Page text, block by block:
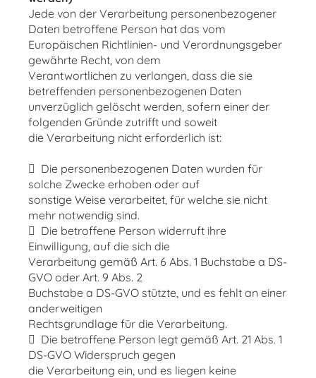
Jede von der Verarbeitung personenbezogener
Daten betroffene Person hat das vom
Europäischen Richtlinien- und Verordnungsgeber
gewährte Recht, von dem
Verantwortlichen zu verlangen, dass die sie
betreffenden personenbezogenen Daten
unverzüglich gelöscht werden, sofern einer der
folgenden Gründe zutrifft und soweit
die Verarbeitung nicht erforderlich ist:
 Die personenbezogenen Daten wurden für
solche Zwecke erhoben oder auf
sonstige Weise verarbeitet, für welche sie nicht
mehr notwendig sind.
 Die betroffene Person widerruft ihre
Einwilligung, auf die sich die
Verarbeitung gemäß Art. 6 Abs. 1 Buchstabe a DS-
GVO oder Art. 9 Abs. 2
Buchstabe a DS-GVO stützte, und es fehlt an einer
anderweitigen
Rechtsgrundlage für die Verarbeitung.
 Die betroffene Person legt gemäß Art. 21 Abs. 1
DS-GVO Widerspruch gegen
die Verarbeitung ein, und es liegen keine